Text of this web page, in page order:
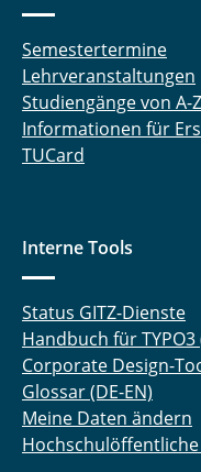
Semestertermine
Lehrveranstaltungen
Studiengänge von A-Z
Informationen für
TUCard
Interne Tools
Status GITZ-Dienste
Handbuch für
Corporate Design-
Glossar (DE-EN)
Meine Daten ändern